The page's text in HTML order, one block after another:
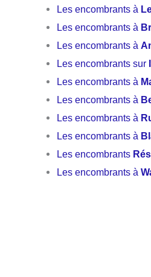
Les encombrants à
Les encombrants à
Les encombrants à
Les encombrants sur
Les encombrants à
Les encombrants à
Les encombrants à
Les encombrants à
Les encombrants
Les encombrants à